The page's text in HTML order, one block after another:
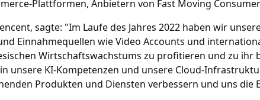
Plattformen, Anbietern von Fast Moving
sagte: "Im Laufe des Jahres 2022 haben wir
Einnahmequellen wie Video Accounts und
Wirtschaftswachstums zu profitieren und zu
unsere KI-Kompetenzen und unsere Cloud-
Produkten und Diensten verbessern und uns